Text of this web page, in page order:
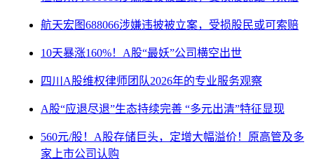
航天宏图688066涉嫌违披被立案，受损股民或可索赔
10天暴涨160%！A股“最妖”公司横空出世
四川A股维权律师团队2026年的专业服务观察
A股“应退尽退”生态持续完善 “多元出清”特征显现
560元/股！A股存储巨头，定增大幅溢价！原高管及多
家上市公司认购